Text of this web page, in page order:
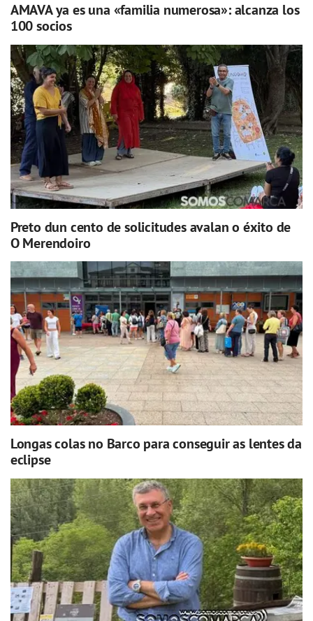
AMAVA ya es una «familia numerosa»: alcanza los
100 socios
Preto dun cento de solicitudes avalan o éxito de
O Merendoiro
Longas colas no Barco para conseguir as lentes da
eclipse